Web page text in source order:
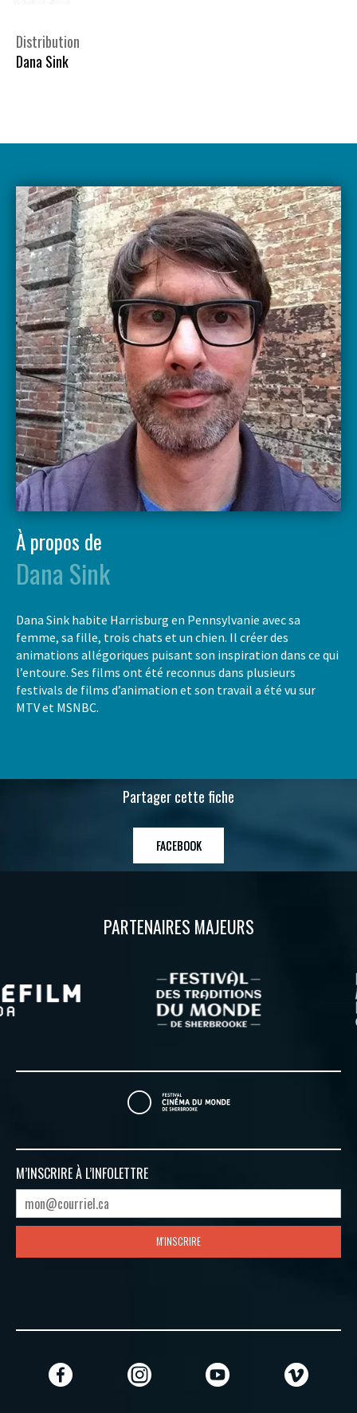
Distribution
Dana Sink
À propos de
Dana Sink
Dana Sink habite Harrisburg en Pennsylvanie avec sa
femme, sa fille, trois chats et un chien. Il créer des
animations allégoriques puisant son inspiration dans ce qui
l’entoure. Ses films ont été reconnus dans plusieurs
festivals de films d’animation et son travail a été vu sur
MTV et MSNBC.
Partager cette fiche
FACEBOOK
PARTENAIRES MAJEURS
M’INSCRIRE À L’INFOLETTRE
M'INSCRIRE